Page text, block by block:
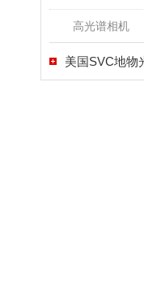
高光谱相机
美国SVC地物